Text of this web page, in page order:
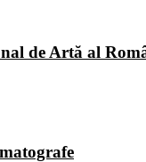
de Artă al